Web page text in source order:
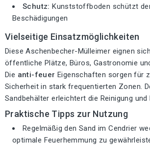
Schutz: Kunststoffboden schützt
Beschädigungen
Vielseitige Einsatzmöglichkeiten
Diese Aschenbecher-Mülleimer eignen
öffentliche Plätze, Büros, Gastronomie
Die anti-feuer Eigenschaften sorgen für
Sicherheit in stark frequentierten Zonen.
Sandbehälter erleichtert die Reinigung und
Praktische Tipps zur Nutzung
Regelmäßig den Sand im Cendrier
optimale Feuerhemmung zu